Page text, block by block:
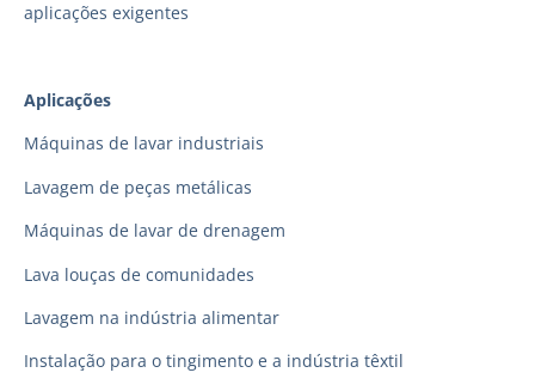
aplicações exigentes
Aplicações
Máquinas de lavar industriais
Lavagem de peças metálicas
Máquinas de lavar de drenagem
Lava louças de comunidades
Lavagem na indústria alimentar
Instalação para o tingimento e a indústria têxtil